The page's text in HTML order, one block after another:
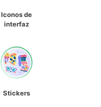
Iconos de
interfaz
Stickers